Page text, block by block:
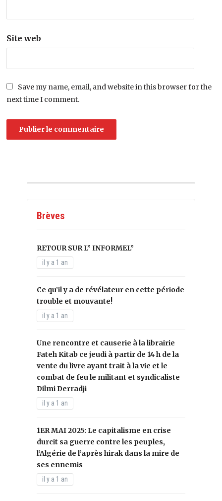
Site web
Save my name, email, and website in this browser for the
next time I comment.
Brèves
RETOUR SUR L” INFORMEL”
il y a 1 an
Ce qu’il y a de révélateur en cette période
trouble et mouvante!
il y a 1 an
Une rencontre et causerie à la librairie
Fateh Kitab ce jeudi à partir de 14 h de la
vente du livre ayant trait à la vie et le
combat de feu le militant et syndicaliste
Dilmi Derradji
il y a 1 an
1ER MAI 2025: Le capitalisme en crise
durcit sa guerre contre les peuples,
l’Algérie de l’après hirak dans la mire de
ses ennemis
il y a 1 an